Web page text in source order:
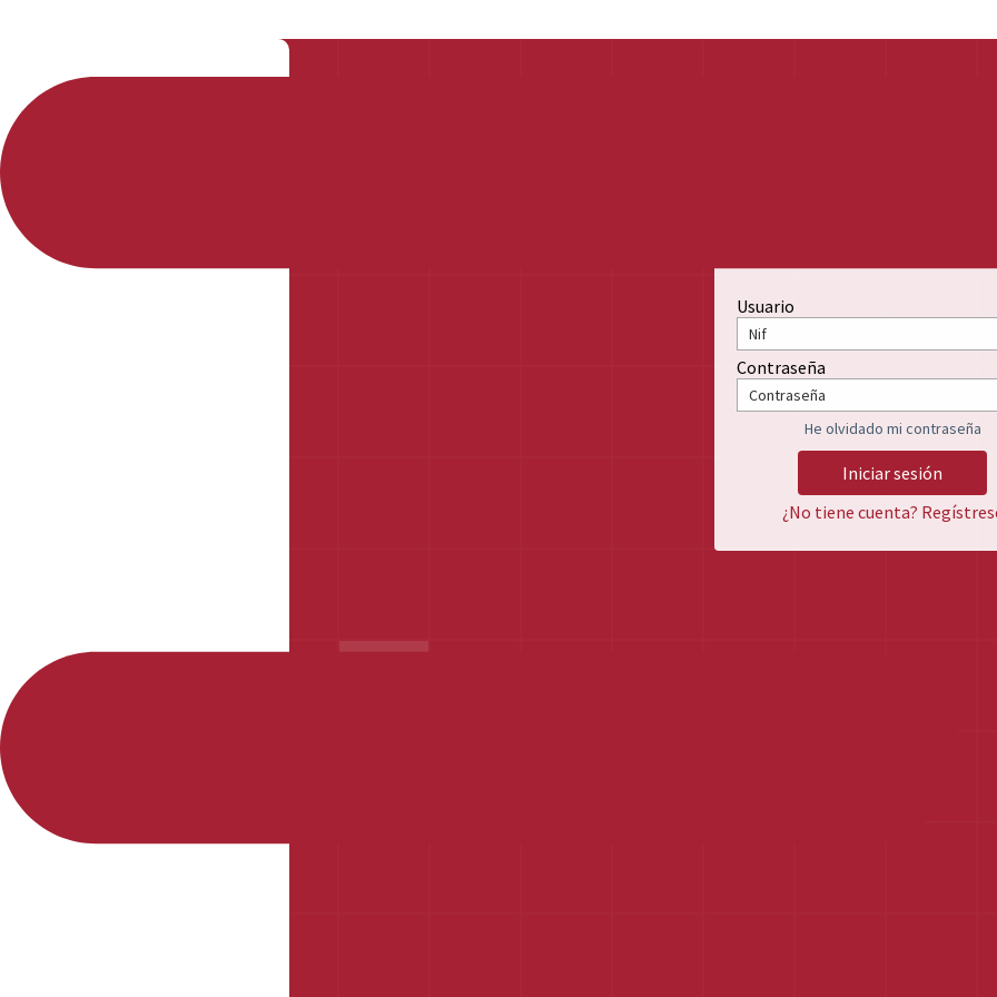
Usuario
Contraseña
He olvidado mi contraseña
Iniciar sesión
¿No tiene cuenta?